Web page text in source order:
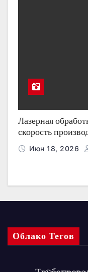
Лазерная
скорость
Июн 18, 2026
Облако Тегов